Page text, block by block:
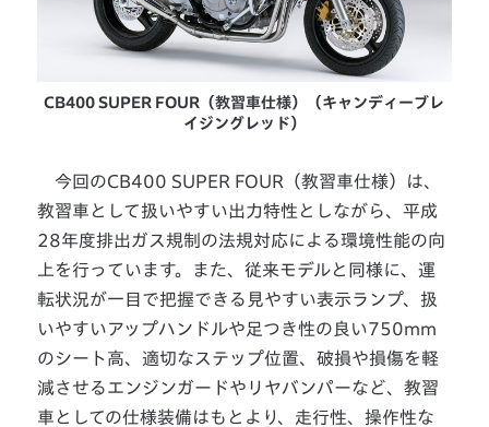
CB400 SUPER FOUR（教習車仕様）（キャンディーブレ
イジングレッド）
今回のCB400 SUPER FOUR（教習車仕様）は、
教習車として扱いやすい出力特性としながら、平成
28年度排出ガス規制の法規対応による環境性能の向
上を行っています。また、従来モデルと同様に、運
転状況が一目で把握できる見やすい表示ランプ、扱
いやすいアップハンドルや足つき性の良い750mm
のシート高、適切なステップ位置、破損や損傷を軽
減させるエンジンガードやリヤバンパーなど、教習
車としての仕様装備はもとより、走行性、操作性な